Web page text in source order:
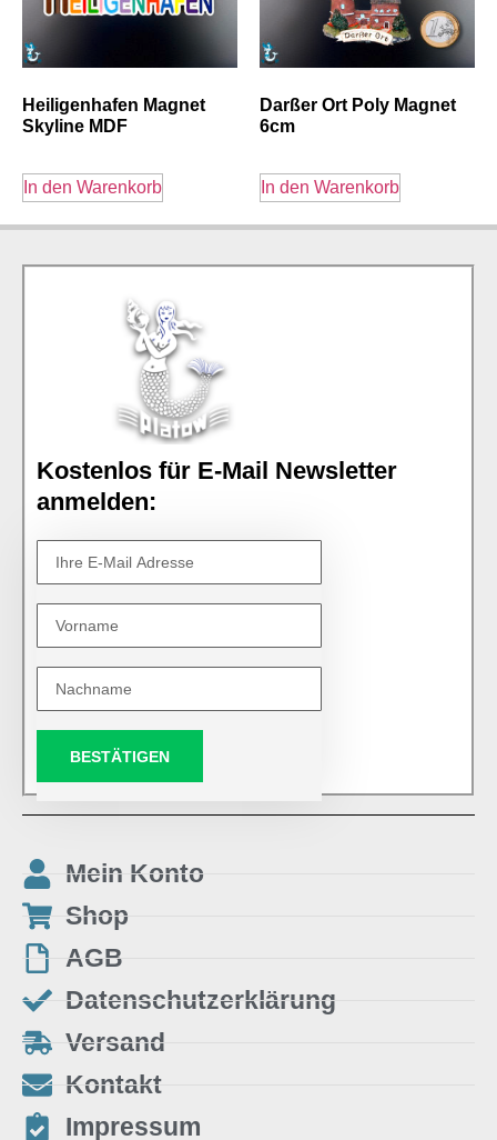
Heiligenhafen Magnet
Skyline MDF
In den Warenkorb
Darßer Ort Poly Magnet
6cm
In den Warenkorb
Kostenlos für E-Mail Newsletter
anmelden:
BESTÄTIGEN
Mein Konto
Shop
AGB
Datenschutzerklärung
Versand
Kontakt
Impressum